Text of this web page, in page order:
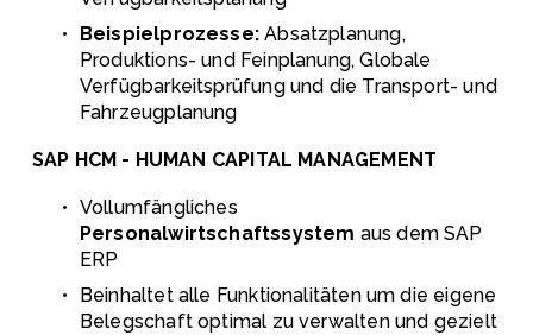
Beispielprozesse: Absatzplanung,
Produktions- und Feinplanung, Globale
Verfügbarkeitsprüfung und die Transport- und
Fahrzeugplanung
SAP HCM - HUMAN CAPITAL MANAGEMENT
Vollumfängliches
Personalwirtschaftssystem aus dem SAP
ERP
Beinhaltet alle Funktionalitäten um die eigene
Belegschaft optimal zu verwalten und gezielt